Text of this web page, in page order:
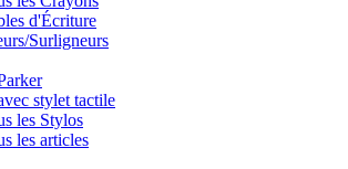
d'Écriture
Surligneurs
stylet tactile
les Stylos
les articles